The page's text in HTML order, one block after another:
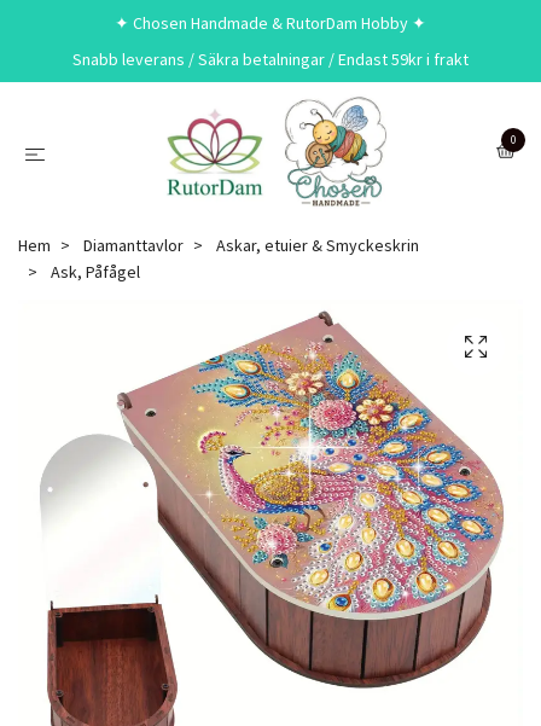
✦ Chosen Handmade & RutorDam Hobby ✦
Snabb leverans / Säkra betalningar / Endast 59kr i frakt
0
Hem Diamanttavlor
Askar, etuier & Smyckeskrin
Ask, Påfågel